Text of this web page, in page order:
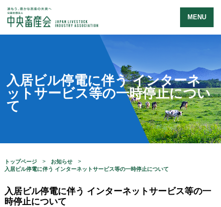
MENU
入居ビル停電に伴う インターネ
ットサービス等の一時停止につい
て
トップページ
お知らせ
入居ビル停電に伴う インターネットサービス等の一時停止について
入居ビル停電に伴う インターネットサービス等の一
時停止について